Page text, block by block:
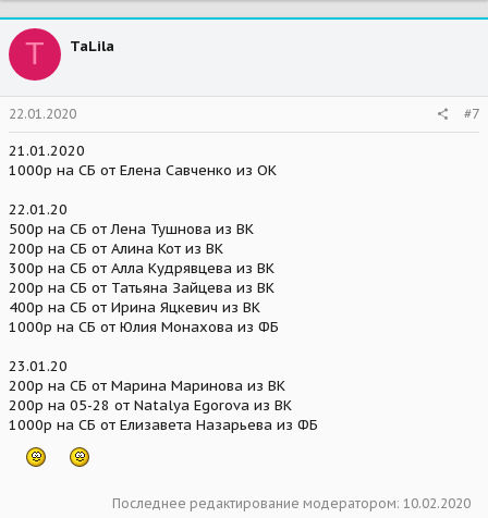
T TaLila
22.01.2020 #7
21.01.2020
1000р на СБ от Елена Савченко из ОК
22.01.20
500р на СБ от Лена Тушнова из ВК
200р на СБ от Алина Кот из ВК
300р на СБ от Алла Кудрявцева из ВК
200р на СБ от Татьяна Зайцева из ВК
400р на СБ от Ирина Яцкевич из ВК
1000р на СБ от Юлия Монахова из ФБ
23.01.20
200р на СБ от Марина Маринова из ВК
200р на 05-28 от Natalya Egorova из ВК
1000р на СБ от Елизавета Назарьева из ФБ
Последнее редактирование модератором: 10.02.2020